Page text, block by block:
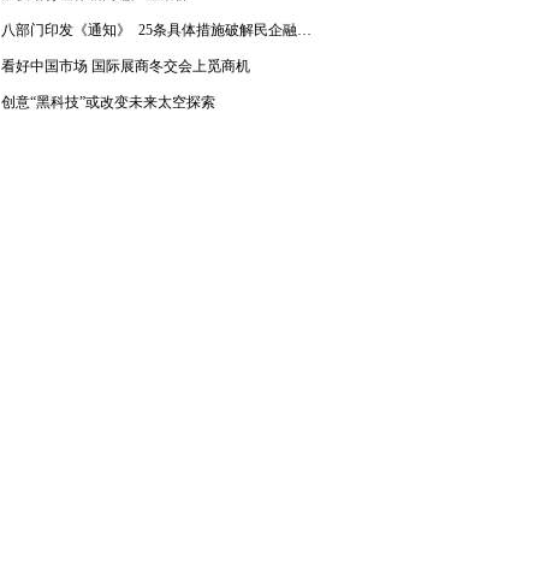
八部门印发《通知》 25条具体措施破解民企融资难题
看好中国市场 国际展商冬交会上觅商机
创意“黑科技”或改变未来太空探索